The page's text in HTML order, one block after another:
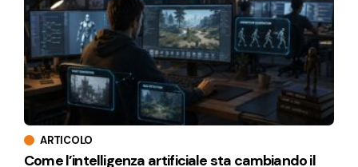
ARTICOLO
Come l’intelligenza artificiale sta cambiando il